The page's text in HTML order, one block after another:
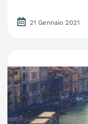
21 Gennaio 2021